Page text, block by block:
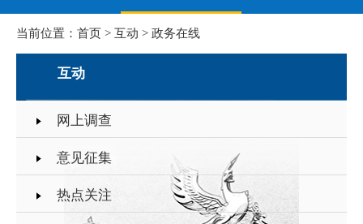
当前位置： 首页 > 互动 > 政务在线
互动
网上调查
意见征集
热点关注